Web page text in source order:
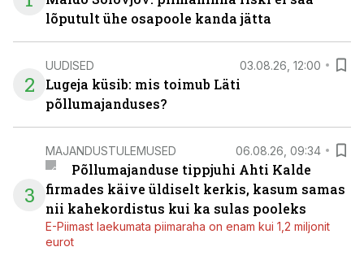
lõputult ühe osapoole kanda jätta
2
UUDISED 03.08.26, 12:00
Lugeja küsib: mis toimub Läti
põllumajanduses?
3
MAJANDUSTULEMUSED 06.08.26, 09:34
Põllumajanduse tippjuhi Ahti Kalde
firmades käive üldiselt kerkis, kasum samas
nii kahekordistus kui ka sulas pooleks
E-Piimast laekumata piimaraha on enam kui 1,2 miljonit
eurot